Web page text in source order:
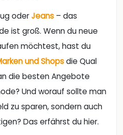
oderJeans – das
ist groß. Wenn du neue
möchtest, hast du
und Shopsdie Qual
die besten Angebote
Und worauf sollte man
zu sparen, sondern auch
Das erfährst du hier.